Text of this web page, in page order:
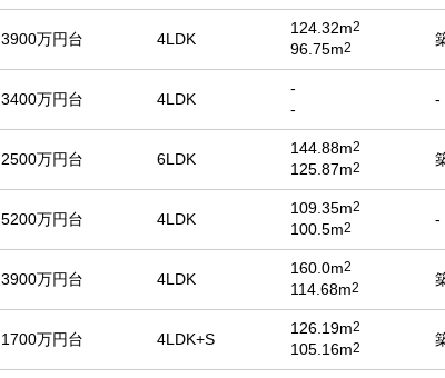
3900万円台 4LDK
124.32m2
96.75m2
3400万円台 4LDK
-
-
-
2500万円台 6LDK
144.88m2
125.87m2
5200万円台 4LDK
109.35m2
100.5m2 -
3900万円台 4LDK
160.0m2
114.68m2
1700万円台 4LDK+S
126.19m2
105.16m2